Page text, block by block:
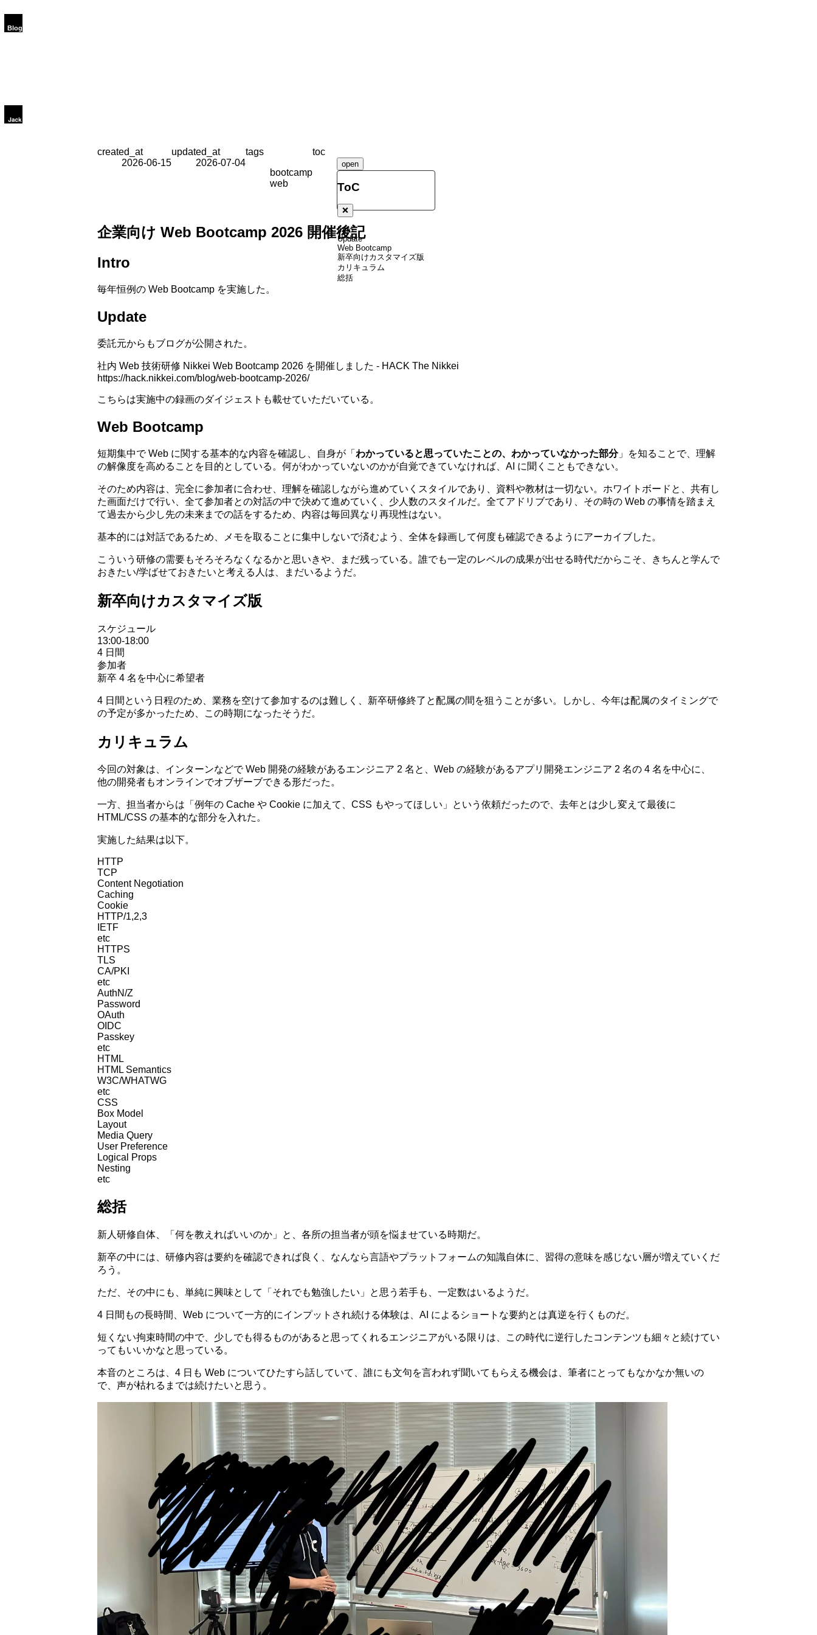
created_at
2026-06-15
updated_at
2026-07-04
tags
bootcamp
web
toc
open
ToC
❌
Intro
Update
Web Bootcamp
新卒向けカスタマイズ版
カリキュラム
総括
企業向け Web Bootcamp 2026 開催後記
Intro
毎年恒例の Web Bootcamp を実施した。
Update
委託元からもブログが公開された。
社内 Web 技術研修 Nikkei Web Bootcamp 2026 を開催しました - HACK The Nikkei
https://hack.nikkei.com/blog/web-bootcamp-2026/
こちらは実施中の録画のダイジェストも載せていただいている。
Web Bootcamp
短期集中で Web に関する基本的な内容を確認し、自身が「 わかっていると思っていたことの、わかっていなかった部分」を知ることで、理解
の解像度を高めることを目的としている。何がわかっていないのかが自覚できていなければ、AI に聞くこともできない。
そのため内容は、完全に参加者に合わせ、理解を確認しながら進めていくスタイルであり、資料や教材は一切ない。ホワイトボードと、共有し
た画面だけで行い、全て参加者との対話の中で決めて進めていく、少人数のスタイルだ。全てアドリブであり、その時の Web の事情を踏まえ
て過去から少し先の未来までの話をするため、内容は毎回異なり再現性はない。
基本的には対話であるため、メモを取ることに集中しないで済むよう、全体を録画して何度も確認できるようにアーカイブした。
こういう研修の需要もそろそろなくなるかと思いきや、まだ残っている。誰でも一定のレベルの成果が出せる時代だからこそ、きちんと学んで
おきたい/学ばせておきたいと考える人は、まだいるようだ。
新卒向けカスタマイズ版
スケジュール
13:00-18:00
4 日間
参加者
新卒 4 名を中心に希望者
4 日間という日程のため、業務を空けて参加するのは難しく、新卒研修終了と配属の間を狙うことが多い。しかし、今年は配属のタイミングで
の予定が多かったため、この時期になったそうだ。
カリキュラム
今回の対象は、インターンなどで Web 開発の経験があるエンジニア 2 名と、Web の経験があるアプリ開発エンジニア 2 名の 4 名を中心に、
他の開発者もオンラインでオブザーブできる形だった。
一方、担当者からは「例年の Cache や Cookie に加えて、CSS もやってほしい」という依頼だったので、去年とは少し変えて最後に
HTML/CSS の基本的な部分を入れた。
実施した結果は以下。
HTTP
TCP
Content Negotiation
Caching
Cookie
HTTP/1,2,3
IETF
etc
HTTPS
TLS
CA/PKI
etc
AuthN/Z
Password
OAuth
OIDC
Passkey
etc
HTML
HTML Semantics
W3C/WHATWG
etc
CSS
Box Model
Layout
Media Query
User Preference
Logical Props
Nesting
etc
総括
新人研修自体、「何を教えればいいのか」と、各所の担当者が頭を悩ませている時期だ。
新卒の中には、研修内容は要約を確認できれば良く、なんなら言語やプラットフォームの知識自体に、習得の意味を感じない層が増えていくだ
ろう。
ただ、その中にも、単純に興味として「それでも勉強したい」と思う若手も、一定数はいるようだ。
4 日間もの長時間、Web について一方的にインプットされ続ける体験は、AI によるショートな要約とは真逆を行くものだ。
短くない拘束時間の中で、少しでも得るものがあると思ってくれるエンジニアがいる限りは、この時代に逆行したコンテンツも細々と続けてい
ってもいいかなと思っている。
本音のところは、4 日も Web についてひたすら話していて、誰にも文句を言われず聞いてもらえる機会は、筆者にとってもなかなか無いの
で、声が枯れるまでは続けたいと思う。